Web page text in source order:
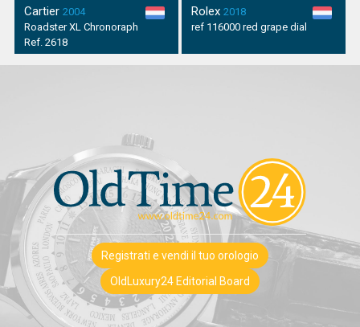
Cartier2004
Roadster XL Chronoraph
Ref. 2618
Rolex2018
ref 116000 red grape dial
Registrati e vendi il tuo orologio
OldLuxury24 Editorial Board